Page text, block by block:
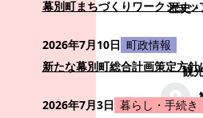
歴史
観
幕別町まちづくりワークショッ
2026年7月10日 町政情報
新たな幕別町総合計画策定方針
2026年7月3日 暮らし・手続き